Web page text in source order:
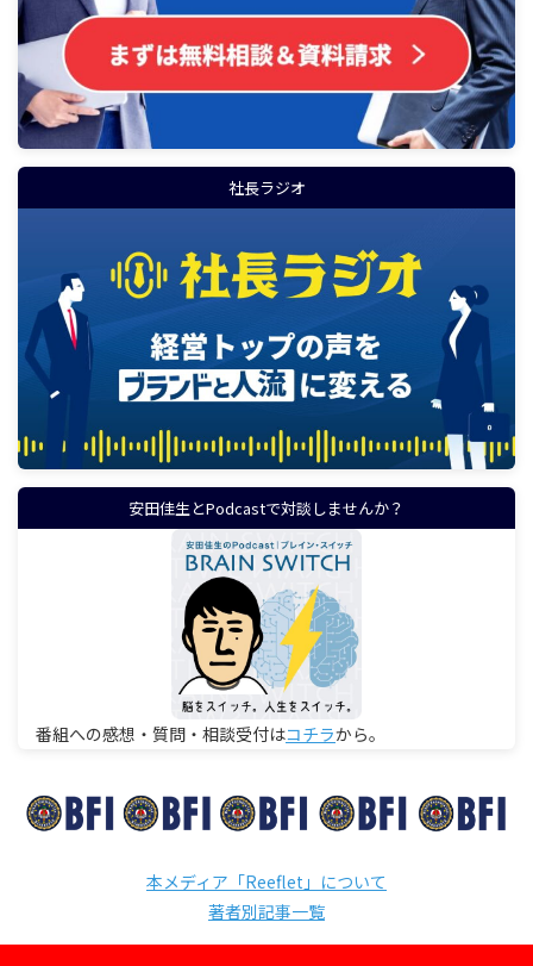
社長ラジオ
安田佳生とPodcastで対談しませんか？
番組への感想・質問・相談受付はコチラから。
本メディア「Reeflet」について
著者別記事一覧